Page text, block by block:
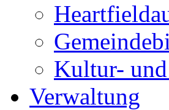
Kultur-
Verwaltung